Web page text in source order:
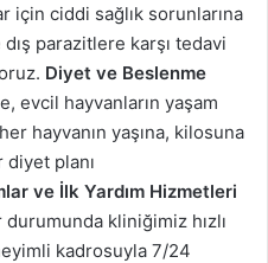
için ciddi sağlık sorunlarına
parazitlere karşı tedavi
Diyet ve Beslenme
evcil hayvanların yaşam
hayvanın yaşına, kilosuna
planı
ve İlk Yardım Hizmetleri
durumunda kliniğimiz hızlı
kadrosuyla 7/24